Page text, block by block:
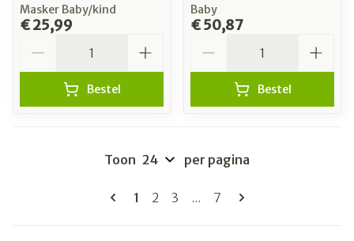
Masker Baby/kind
€ 25,99
Bestel
Baby
€ 50,87
Bestel
Pagina's
U lees momenteel pagina
1 Pagina
2 Pagina
3 ... Pagina
7
Toon per pagina